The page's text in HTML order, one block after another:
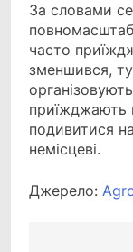
За словами
часто
зменшився,
приїжджають
подивитися
немісцеві.
Джерело: